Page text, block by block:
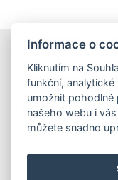
Hrnečky
Informace o
Kliknutím na
funkční,
umožnit pohodlné
našeho webu i
můžete snadno